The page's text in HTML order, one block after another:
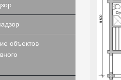
объектов